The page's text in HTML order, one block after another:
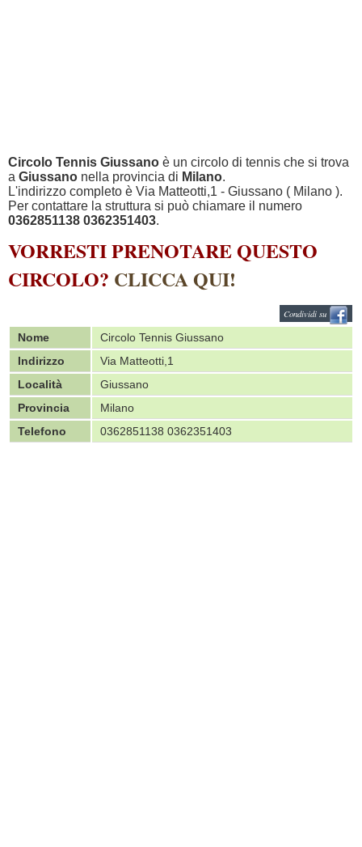
Circolo Tennis Giussano è un circolo di tennis che si trova
a Giussano nella provincia di Milano.
L'indirizzo completo è Via Matteotti,1 - Giussano ( Milano ).
Per contattare la struttura si può chiamare il numero
0362851138 0362351403.
VORRESTI PRENOTARE QUESTO
CIRCOLO? CLICCA QUI!
Condividi su
Nome
Circolo Tennis Giussano
Indirizzo
Via Matteotti,1
Località
Giussano
Provincia
Milano
Telefono
0362851138 0362351403